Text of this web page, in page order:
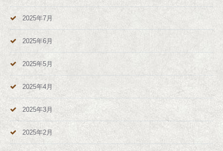
2025年7月
2025年6月
2025年5月
2025年4月
2025年3月
2025年2月